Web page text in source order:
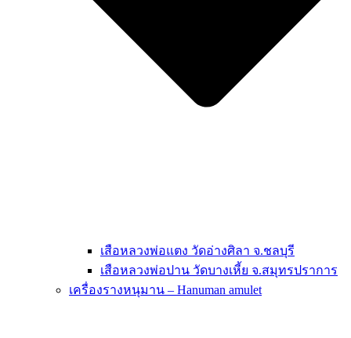
เสือหลวงพ่อแตง วัดอ่างศิลา จ.ชลบุรี
เสือหลวงพ่อปาน วัดบางเหี้ย จ.สมุทรปราการ
เครื่องรางหนุมาน – Hanuman amulet